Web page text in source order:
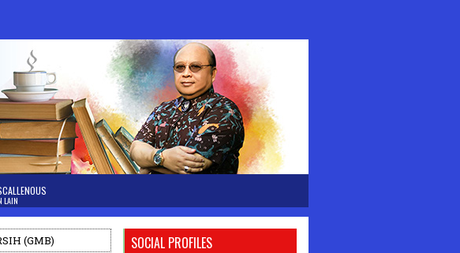
LAIN
(GMB) SOCIAL PROFILES